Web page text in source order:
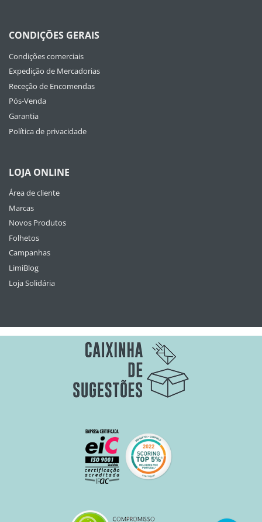
CONDIÇÕES GERAIS
Condições comerciais
Expedição de Mercadorias
Receção de Encomendas
Pós-Venda
Garantia
Política de privacidade
LOJA ONLINE
Área de cliente
Marcas
Novos Produtos
Folhetos
Campanhas
LimiBlog
Loja Solidária